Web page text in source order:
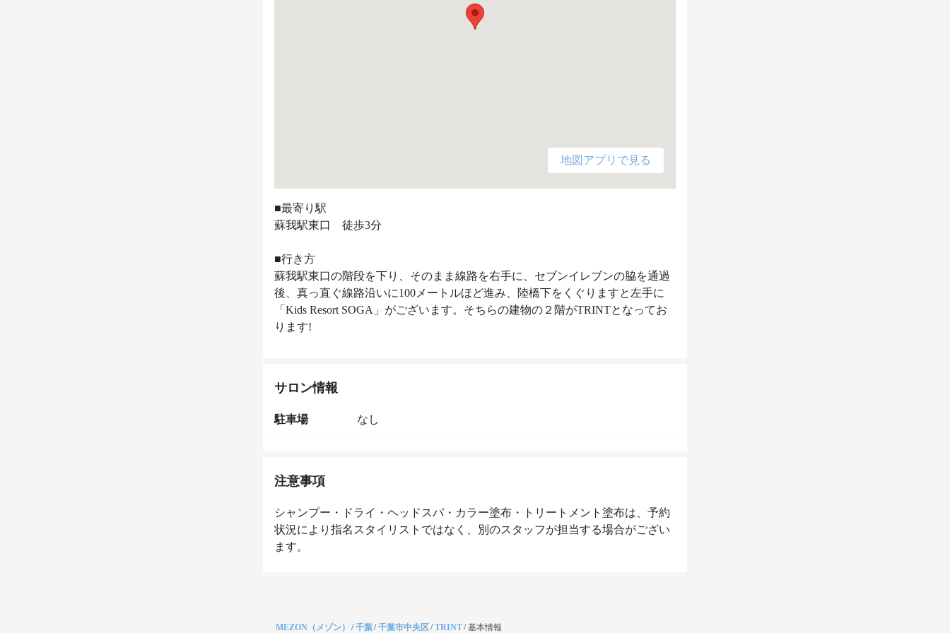
地図アプリで見る
■最寄り駅
蘇我駅東口　徒歩3分
■行き方
蘇我駅東口の階段を下り、そのまま線路を右手に、セブンイレブンの脇を通過
後、真っ直ぐ線路沿いに100メートルほど進み、陸橋下をくぐりますと左手に
「Kids Resort SOGA」がございます。そちらの建物の２階がTRINTとなってお
ります!
サロン情報
駐車場 なし
注意事項
シャンプー・ドライ・ヘッドスパ・カラー塗布・トリートメント塗布は、予約
状況により指名スタイリストではなく、別のスタッフが担当する場合がござい
ます。
MEZON（メゾン） /千葉/千葉市中央区/TRINT/基本情報